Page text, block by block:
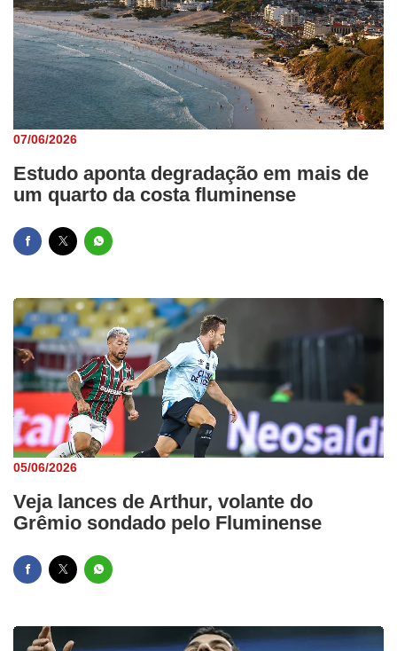
07/06/2026
Estudo aponta degradação em mais de
um quarto da costa fluminense
05/06/2026
Veja lances de Arthur, volante do
Grêmio sondado pelo Fluminense